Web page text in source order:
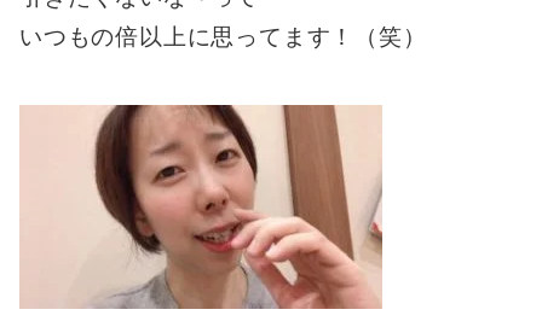
いつもの倍以上に思ってます！（笑）